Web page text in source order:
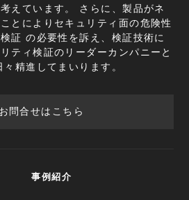
えています。 さらに、製品がネ
とによりセキュリティ面の危険性
証 の必要性を訴え、検証技術に
ティ検証のリーダーカンパニーと
精進してまいります。
お問合せはこちら
事例紹介